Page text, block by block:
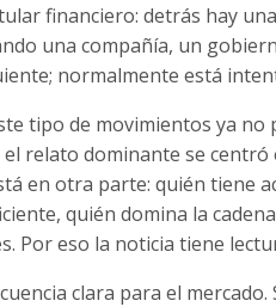
financiero: detrás hay
una compañía, un
normalmente está
tipo de movimientos ya
relato dominante se
en otra parte: quién tiene
quién domina la
Por eso la noticia tiene
clara para el